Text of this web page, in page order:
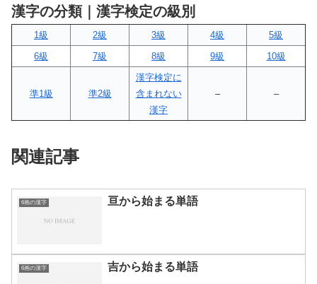
漢字の分類｜漢字検定の級別
1級 2級 3級 4級
5級
6級
7級 8級 9級 10級
準1級 準2級
漢字検定に
含まれない
漢字
– –
関連記事
6画の漢字 亘から始まる単語
6画の漢字 吉から始まる単語